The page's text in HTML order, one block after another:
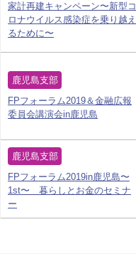
家計再建キャンペーン〜新型コ
ロナウイルス感染症を乗り越え
るために〜
鹿児島支部
FPフォーラム2019＆金融広報
委員会講演会in鹿児島
鹿児島支部
FPフォーラム2019in鹿児島〜
1st〜 暮らしとお金のセミナ
ー